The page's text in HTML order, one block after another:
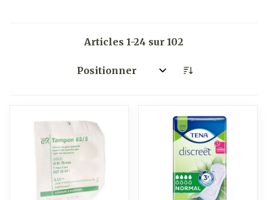
Articles 1-24 sur 102
Trier par: